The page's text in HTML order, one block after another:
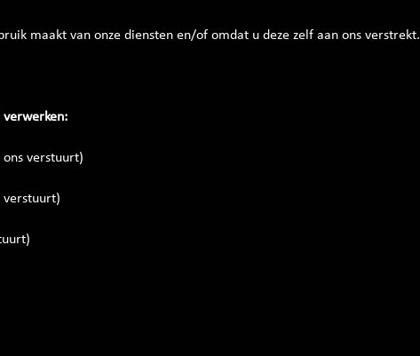
maakt van onze diensten en/of omdat u deze zelf aan ons verstrekt.
verwerken:
verstuurt)
verstuurt)